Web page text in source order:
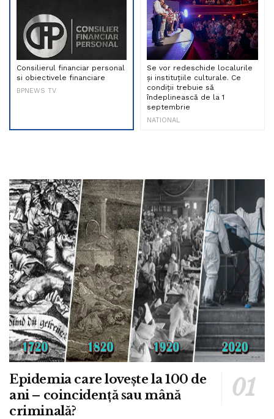
Consilierul financiar personal
si obiectivele financiare
BPNEWS TV
Se vor redeschide localurile
și instituțiile culturale. Ce
condiții trebuie să
îndeplinească de la 1
septembrie
NATIONAL
Epidemia care lovește la 100 de
ani – coincidență sau mână
criminală?